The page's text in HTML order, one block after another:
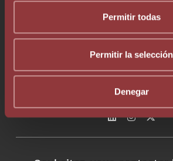
Permitir todas
Permitir la selección
Denegar
Téléphone +376